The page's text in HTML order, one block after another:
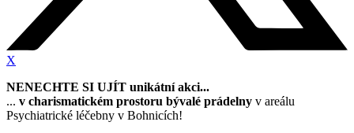
X
NENECHTE SI UJÍT unikátní akci...
... v charismatickém prostoru bývalé prádelny v areálu
Psychiatrické léčebny v Bohnicích!